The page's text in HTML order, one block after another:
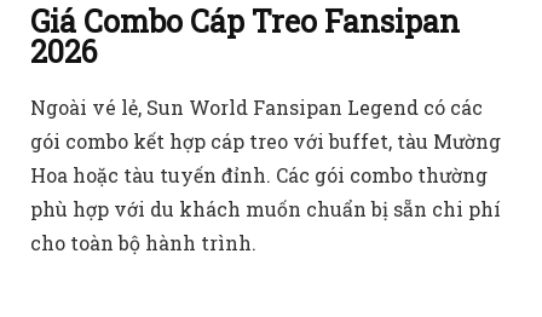
Giá Combo Cáp Treo Fansipan
2026
Ngoài vé lẻ, Sun World Fansipan Legend có các
gói combo kết hợp cáp treo với buffet, tàu Mường
Hoa hoặc tàu tuyến đỉnh. Các gói combo thường
phù hợp với du khách muốn chuẩn bị sẵn chi phí
cho toàn bộ hành trình.